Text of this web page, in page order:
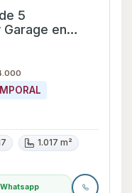
5
en
1.017 m²
Whatsapp